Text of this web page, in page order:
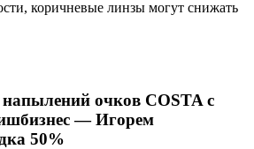
коричневые линзы могут снижать
очков COSTA с
— Игорем
50%